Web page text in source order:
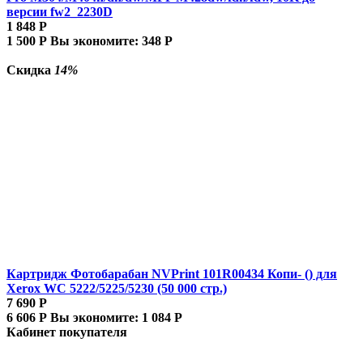
версии fw2_2230D
1 848 Р
1 500 Р Вы экономите: 348 Р
Скидка 14%
Картридж Фотобарабан NVPrint 101R00434 Копи- () для
Xerox WC 5222/5225/5230 (50 000 стр.)
7 690 Р
6 606 Р Вы экономите: 1 084 Р
Кабинет покупателя